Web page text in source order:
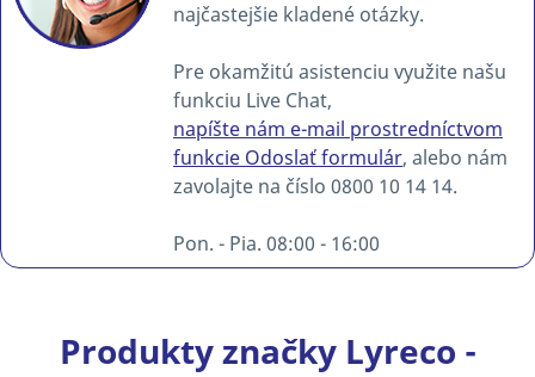
najčastejšie kladené otázky.
Pre okamžitú asistenciu využite našu
funkciu Live Chat,
napíšte nám e-mail prostredníctvom
funkcie Odoslať formulár, alebo nám
zavolajte na číslo 0800 10 14 14.
Pon. - Pia. 08:00 - 16:00
Produkty značky Lyreco -